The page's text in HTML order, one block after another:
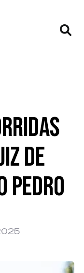
de
Pedro